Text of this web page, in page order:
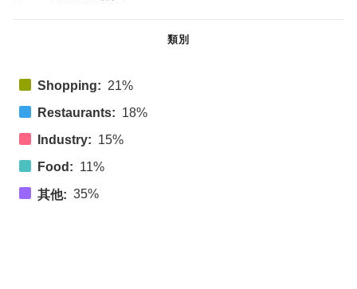
類別
Shopping: 21%
Restaurants: 18%
Industry: 15%
Food: 11%
其他: 35%